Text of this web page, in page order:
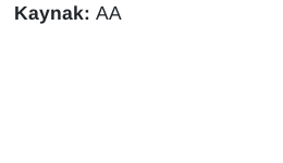
Kaynak: AA
Kim Kimdir?